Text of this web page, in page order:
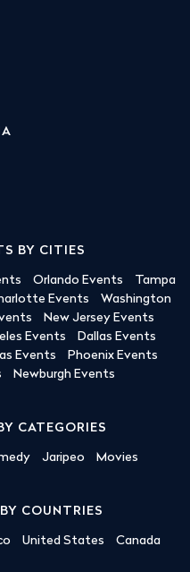
BY CITIES
Orlando Events
Tampa
Events
Washington
New Jersey Events
Events
Dallas Events
Events
Phoenix Events
Newburgh Events
CATEGORIES
Jaripeo Movies
COUNTRIES
United States Canada